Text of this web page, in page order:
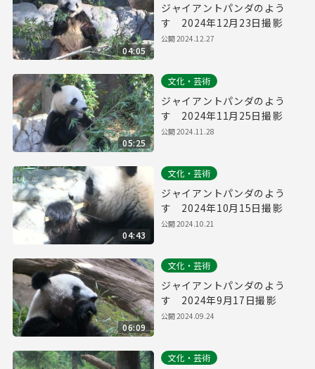
04:05
ジャイアントパンダのよう
す 2024年12月23日撮影
公開2024.12.27
05:25
文化・芸術
ジャイアントパンダのよう
す 2024年11月25日撮影
公開2024.11.28
04:43
文化・芸術
ジャイアントパンダのよう
す 2024年10月15日撮影
公開2024.10.21
06:09
文化・芸術
ジャイアントパンダのよう
す 2024年9月17日撮影
公開2024.09.24
文化・芸術